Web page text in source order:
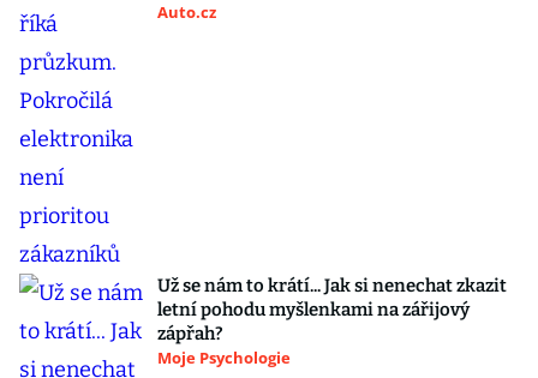
Auto.cz
Už se nám to krátí... Jak si nenechat zkazit
letní pohodu myšlenkami na zářijový
zápřah?
Moje Psychologie